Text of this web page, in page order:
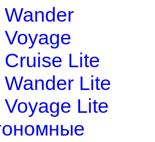
Wander
Voyage
Cruise Lite
Wander Lite
Voyage Lite